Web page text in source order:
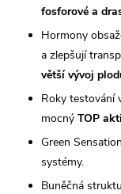
fosforové a
Hormony
a zlepšují
větší vývoj
Roky testování
mocný TOP
Green
systémy.
Buněčná